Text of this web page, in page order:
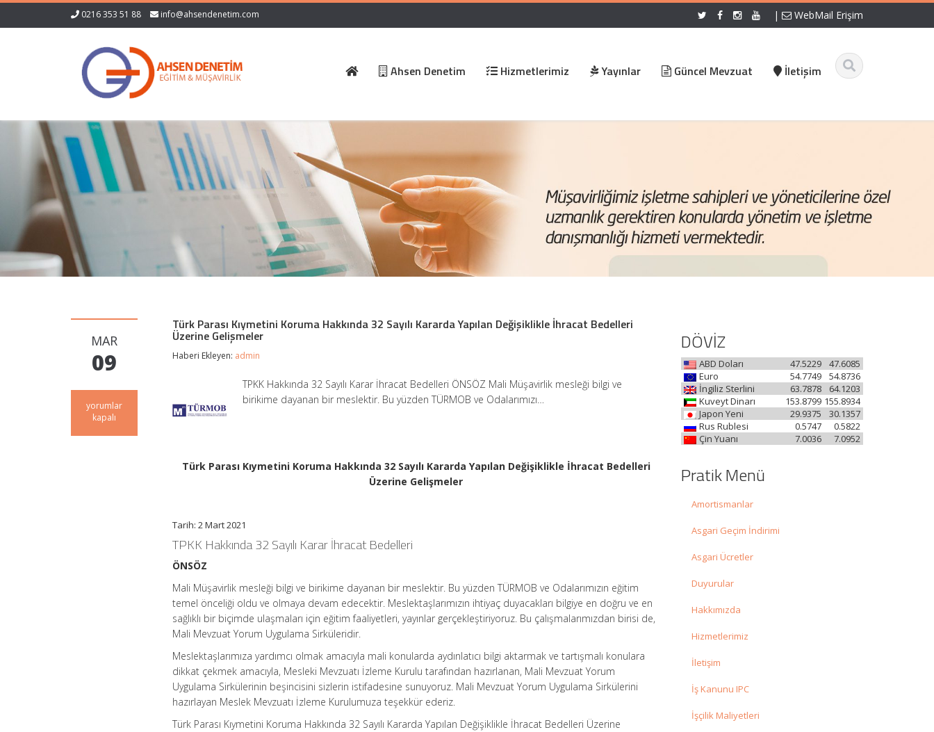
0216 353 51 88 info@ahsendenetim.com | WebMail Erişim
Ahsen Denetim Hizmetlerimiz Yayınlar Güncel Mevzuat İletişim
MAR
09
Türk
Parası
yorumlar
kapalı
Türk Parası Kıymetini Koruma Hakkında 32 Sayılı Kararda Yapılan Değişiklikle İhracat Bedelleri
Üzerine Gelişmeler
Haberi Ekleyen: admin
TPKK Hakkında 32 Sayılı Karar İhracat Bedelleri ÖNSÖZ Mali Müşavirlik mesleği bilgi ve
birikime dayanan bir meslektir. Bu yüzden TÜRMOB ve Odalarımızı…
Türk Parası Kıymetini Koruma Hakkında 32 Sayılı Kararda Yapılan Değişiklikle İhracat Bedelleri
Üzerine Gelişmeler
Tarih: 2 Mart 2021
TPKK Hakkında 32 Sayılı Karar İhracat Bedelleri
ÖNSÖZ
Mali Müşavirlik mesleği bilgi ve birikime dayanan bir meslektir. Bu yüzden TÜRMOB ve Odalarımızın eğitim
temel önceliği oldu ve olmaya devam edecektir. Meslektaşlarımızın ihtiyaç duyacakları bilgiye en doğru ve en
sağlıklı bir biçimde ulaşmaları için eğitim faaliyetleri, yayınlar gerçekleştiriyoruz. Bu çalışmalarımızdan birisi de,
Mali Mevzuat Yorum Uygulama Sirküleridir.
Meslektaşlarımıza yardımcı olmak amacıyla mali konularda aydınlatıcı bilgi aktarmak ve tartışmalı konulara
dikkat çekmek amacıyla, Mesleki Mevzuatı İzleme Kurulu tarafından hazırlanan, Mali Mevzuat Yorum
Uygulama Sirkülerinin beşincisini sizlerin istifadesine sunuyoruz. Mali Mevzuat Yorum Uygulama Sirkülerini
hazırlayan Meslek Mevzuatı İzleme Kurulumuza teşekkür ederiz.
Türk Parası Kıymetini Koruma Hakkında 32 Sayılı Kararda Yapılan Değişiklikle İhracat Bedelleri Üzerine
DÖVİZ
ABD Doları 47.6085
47.5229
Euro
54.8736
54.7749
İngiliz Sterlini
64.1203
63.7878
Kuveyt Dinarı
155.8934
153.8799
Japon Yeni
30.1357
29.9375
Rus Rublesi
0.5822
0.5747
Çin Yuanı
7.0952
7.0036
Pratik Menü
Amortismanlar
Asgari Geçim İndirimi
Asgari Ücretler
Duyurular
Hakkımızda
Hizmetlerimiz
İletişim
İş Kanunu IPC
İşçilik Maliyetleri